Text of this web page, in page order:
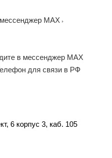
MAX
в мессенджер MAX
для связи в РФ
6 корпус 3, каб. 105